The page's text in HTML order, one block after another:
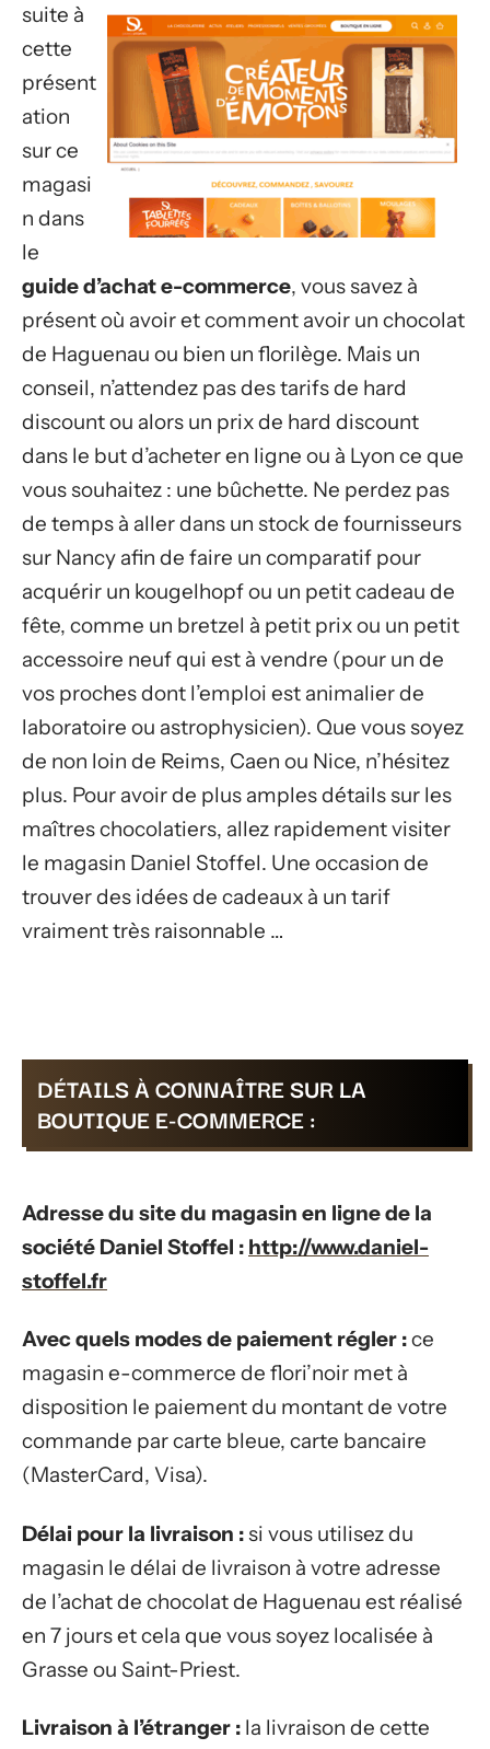
suite à
cette
présent
ation
sur ce
magasi
n dans
le
guide d’achat e-commerce, vous savez à
présent où avoir et comment avoir un chocolat
de Haguenau ou bien un florilège. Mais un
conseil, n’attendez pas des tarifs de hard
discount ou alors un prix de hard discount
dans le but d’acheter en ligne ou à Lyon ce que
vous souhaitez : une bûchette. Ne perdez pas
de temps à aller dans un stock de fournisseurs
sur Nancy afin de faire un comparatif pour
acquérir un kougelhopf ou un petit cadeau de
fête, comme un bretzel à petit prix ou un petit
accessoire neuf qui est à vendre (pour un de
vos proches dont l’emploi est animalier de
laboratoire ou astrophysicien). Que vous soyez
de non loin de Reims, Caen ou Nice, n’hésitez
plus. Pour avoir de plus amples détails sur les
maîtres chocolatiers, allez rapidement visiter
le magasin Daniel Stoffel. Une occasion de
trouver des idées de cadeaux à un tarif
vraiment très raisonnable …
DÉTAILS À CONNAÎTRE SUR LA
BOUTIQUE E-COMMERCE :
Adresse du site du magasin en ligne de la
société Daniel Stoffel : http://www.daniel-
stoffel.fr
Avec quels modes de paiement régler :ce
magasin e-commerce de flori’noir met à
disposition le paiement du montant de votre
commande par carte bleue, carte bancaire
(MasterCard, Visa).
Délai pour la livraison :si vous utilisez du
magasin le délai de livraison à votre adresse
de l’achat de chocolat de Haguenau est réalisé
en 7 jours et cela que vous soyez localisée à
Grasse ou Saint-Priest.
Livraison à l’étranger : la livraison de cette